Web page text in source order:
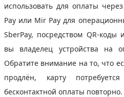
использовать для оплаты
Pay или Mir Pay для
SberPay, посредством QR-
вы владелец устройства на
Обратите внимание на то, что
продлён, карту
бесконтактной оплаты повторно.